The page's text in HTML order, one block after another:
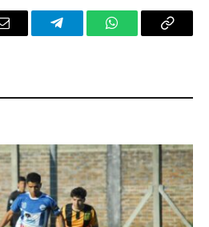
Email TelegramWhatsAppCopy